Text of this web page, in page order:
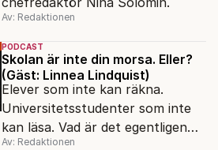
Av: Redaktionen
PODCAST
Skolan är inte din morsa. Eller?
(Gäst: Linnea Lindquist)
Elever som inte kan räkna.
Universitetsstudenter som inte
kan läsa. Vad är det egentligen
för fel på skolan? Förortsrektorn
Av: Redaktionen